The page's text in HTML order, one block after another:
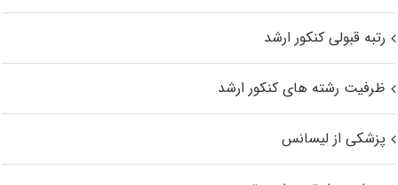
رتبه قبولی کنکور ارشد
ظرفیت رشته های کنکور ارشد
پزشکی از لیسانس